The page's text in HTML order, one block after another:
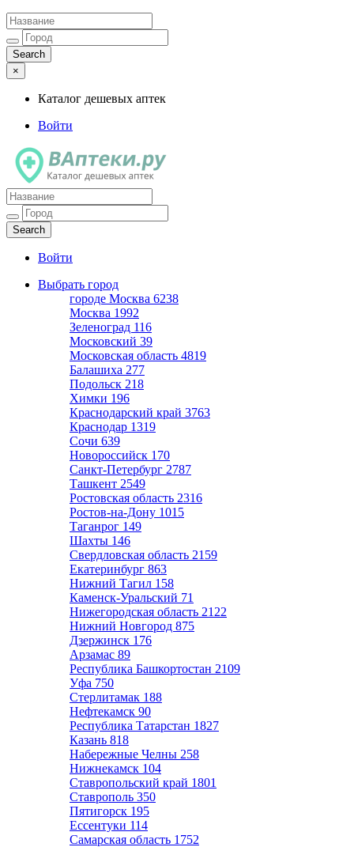
×
Каталог дешевых аптек
Войти
Каталог дешевых аптек
Войти
Выбрать город
городе Москва 6238
Москва 1992
Зеленоград 116
Московский 39
Московская область 4819
Балашиха 277
Подольск 218
Химки 196
Краснодарский край 3763
Краснодар 1319
Сочи 639
Новороссийск 170
Санкт-Петербург 2787
Ташкент 2549
Ростовская область 2316
Ростов-на-Дону 1015
Таганрог 149
Шахты 146
Свердловская область 2159
Екатеринбург 863
Нижний Тагил 158
Каменск-Уральский 71
Нижегородская область 2122
Нижний Новгород 875
Дзержинск 176
Арзамас 89
Республика Башкортостан 2109
Уфа 750
Стерлитамак 188
Нефтекамск 90
Республика Татарстан 1827
Казань 818
Набережные Челны 258
Нижнекамск 104
Ставропольский край 1801
Ставрополь 350
Пятигорск 195
Ессентуки 114
Самарская область 1752